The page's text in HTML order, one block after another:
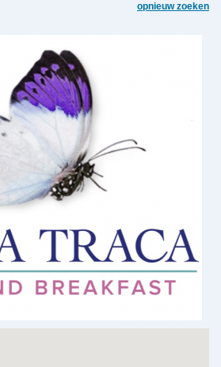
opnieuw zoeken